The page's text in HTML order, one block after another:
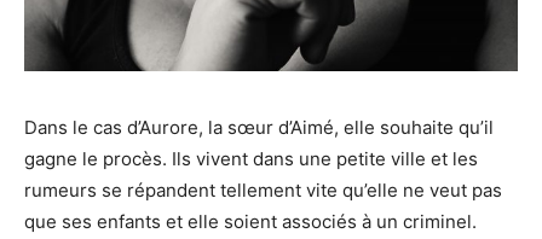
Dans le cas d’Aurore, la sœur d’Aimé, elle souhaite qu’il
gagne le procès. Ils vivent dans une petite ville et les
rumeurs se répandent tellement vite qu’elle ne veut pas
que ses enfants et elle soient associés à un criminel.